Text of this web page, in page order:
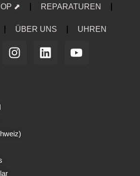
⬈ REPARATUREN
ÜBER UNS UHREN